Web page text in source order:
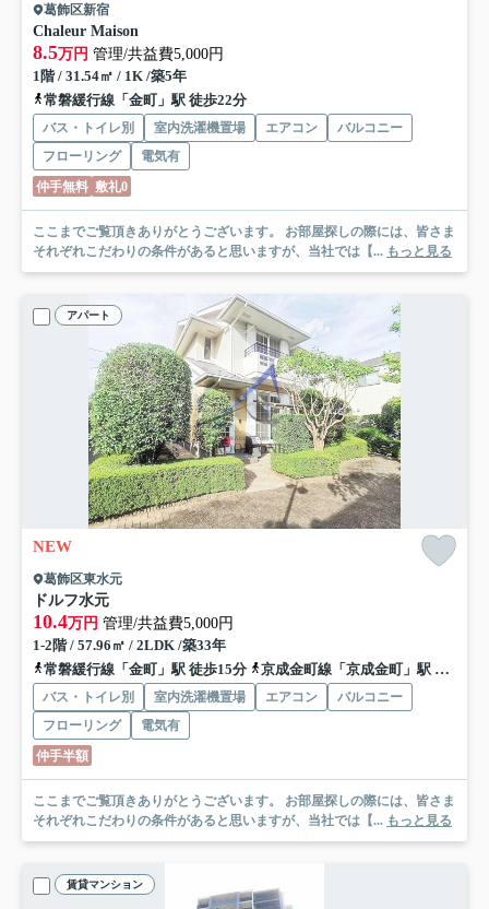
葛飾区新宿
Chaleur Maison
8.5万円 管理/共益費5,000円
1階 / 31.54㎡ / 1K /築5年
常磐緩行線「金町」駅 徒歩22分
バス・トイレ別 室内洗濯機置場 エアコン
バルコニー
フローリング
電気有
仲手無料 敷礼0
ここまでご覧頂きありがとうございます。 お部屋探しの際には、皆さま
それぞれこだわりの条件があると思いますが、当社では【... もっと見る
アパート
NEW
葛飾区東水元
ドルフ水元
10.4万円 管理/共益費5,000円
1-2階 / 57.96㎡ / 2LDK /築33年
常磐緩行線「金町」駅 徒歩15分
京成金町線「京成金町」駅 徒歩17分
バス・トイレ別 室内洗濯機置場 エアコン
バルコニー
フローリング
電気有
仲手半額
ここまでご覧頂きありがとうございます。 お部屋探しの際には、皆さま
それぞれこだわりの条件があると思いますが、当社では【... もっと見る
賃貸マンション